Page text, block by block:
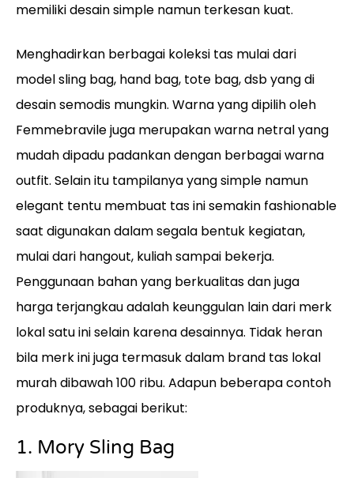
memiliki desain simple namun terkesan kuat.
Menghadirkan berbagai koleksi tas mulai dari
model sling bag, hand bag, tote bag, dsb yang di
desain semodis mungkin. Warna yang dipilih oleh
Femmebravile juga merupakan warna netral yang
mudah dipadu padankan dengan berbagai warna
outfit. Selain itu tampilanya yang simple namun
elegant tentu membuat tas ini semakin fashionable
saat digunakan dalam segala bentuk kegiatan,
mulai dari hangout, kuliah sampai bekerja.
Penggunaan bahan yang berkualitas dan juga
harga terjangkau adalah keunggulan lain dari merk
lokal satu ini selain karena desainnya. Tidak heran
bila merk ini juga termasuk dalam brand tas lokal
murah dibawah 100 ribu. Adapun beberapa contoh
produknya, sebagai berikut:
1. Mory Sling Bag